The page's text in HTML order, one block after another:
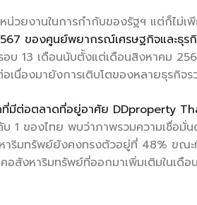
น่วยงานในการกำกับของรัฐฯ แต่ก็ไม่
ของศูนย์พยากรณ์เศรษฐกิจและธุร
อบ 13 เดือนนับตั้งแต่เดือนสิงหาคม
เนื่องมายังการเติบโตของหลายธุรกิ
ที่มีต่อตลาดที่อยู่อาศัย DDproperty
1 ของไทย พบว่าภาพรวมความเชื่อ
าริมทรัพย์ยังคงทรงตัวอยู่ที่ 48% ข
คอสังหาริมทรัพย์ที่ออกมาเพิ่มเติมใน